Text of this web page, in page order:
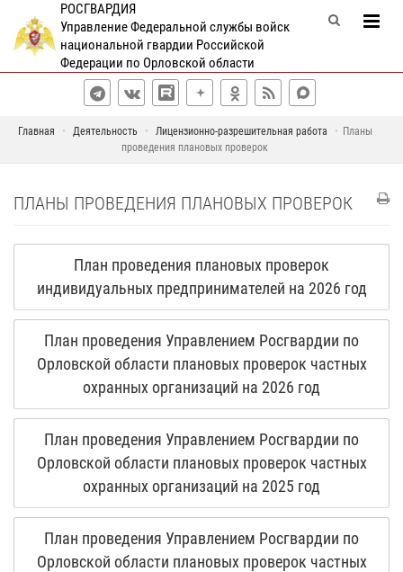
РОСГВАРДИЯ
Управление Федеральной службы войск
национальной гвардии Российской
Федерации по Орловской области
Главная Деятельность Лицензионно-разрешительная работа
Планы
проведения плановых проверок
ПЛАНЫ ПРОВЕДЕНИЯ ПЛАНОВЫХ ПРОВЕРОК
План проведения плановых проверок
индивидуальных предпринимателей на 2026 год
План проведения Управлением Росгвардии по
Орловской области плановых проверок частных
охранных организаций на 2026 год
План проведения Управлением Росгвардии по
Орловской области плановых проверок частных
охранных организаций на 2025 год
План проведения Управлением Росгвардии по
Орловской области плановых проверок частных